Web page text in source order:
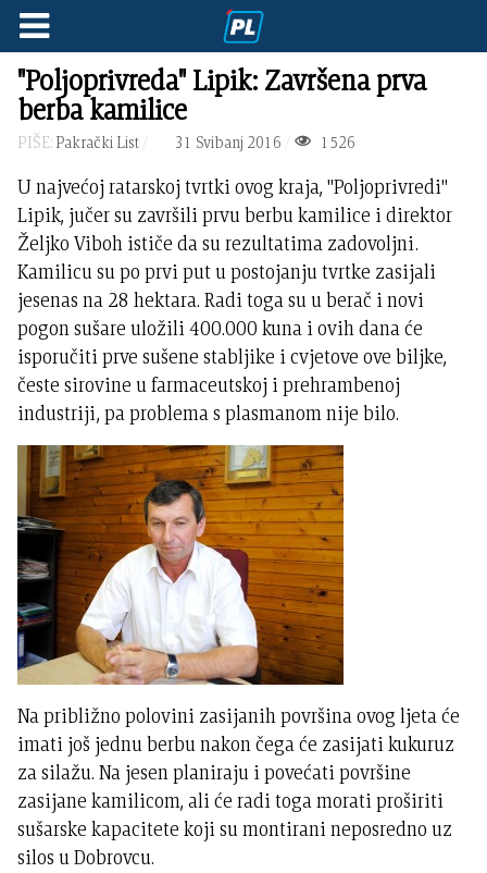
"Poljoprivreda" Lipik: Završena prva
berba kamilice
PIŠE: Pakrački List 31 Svibanj 2016 1526
U najvećoj ratarskoj tvrtki ovog kraja, "Poljoprivredi"
Lipik, jučer su završili prvu berbu kamilice i direktor
Željko Viboh ističe da su rezultatima zadovoljni.
Kamilicu su po prvi put u postojanju tvrtke zasijali
jesenas na 28 hektara. Radi toga su u berač i novi
pogon sušare uložili 400.000 kuna i ovih dana će
isporučiti prve sušene stabljike i cvjetove ove biljke,
česte sirovine u farmaceutskoj i prehrambenoj
industriji, pa problema s plasmanom nije bilo.
Na približno polovini zasijanih površina ovog ljeta će
imati još jednu berbu nakon čega će zasijati kukuruz
za silažu. Na jesen planiraju i povećati površine
zasijane kamilicom, ali će radi toga morati proširiti
sušarske kapacitete koji su montirani neposredno uz
silos u Dobrovcu.